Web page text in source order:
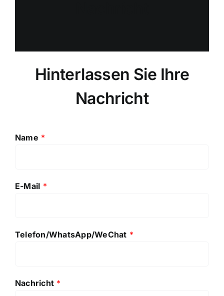
Hinterlassen Sie Ihre
Nachricht
Name *
E-Mail *
Telefon/WhatsApp/WeChat *
Nachricht *